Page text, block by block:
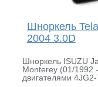
Шноркель
2004 3.0D
Шноркель ISUZU
Monterey (01/1992
двигателями